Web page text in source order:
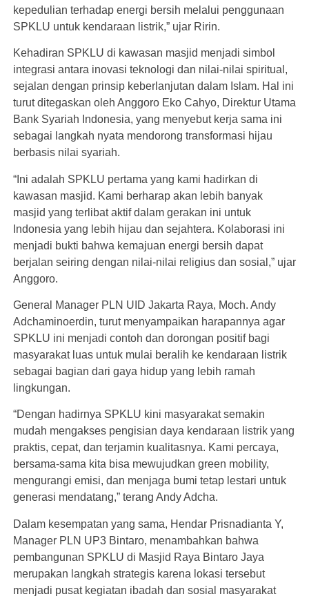
kepedulian terhadap energi bersih melalui penggunaan
SPKLU untuk kendaraan listrik,” ujar Ririn.
Kehadiran SPKLU di kawasan masjid menjadi simbol
integrasi antara inovasi teknologi dan nilai-nilai spiritual,
sejalan dengan prinsip keberlanjutan dalam Islam. Hal ini
turut ditegaskan oleh Anggoro Eko Cahyo, Direktur Utama
Bank Syariah Indonesia, yang menyebut kerja sama ini
sebagai langkah nyata mendorong transformasi hijau
berbasis nilai syariah.
“Ini adalah SPKLU pertama yang kami hadirkan di
kawasan masjid. Kami berharap akan lebih banyak
masjid yang terlibat aktif dalam gerakan ini untuk
Indonesia yang lebih hijau dan sejahtera. Kolaborasi ini
menjadi bukti bahwa kemajuan energi bersih dapat
berjalan seiring dengan nilai-nilai religius dan sosial,” ujar
Anggoro.
General Manager PLN UID Jakarta Raya, Moch. Andy
Adchaminoerdin, turut menyampaikan harapannya agar
SPKLU ini menjadi contoh dan dorongan positif bagi
masyarakat luas untuk mulai beralih ke kendaraan listrik
sebagai bagian dari gaya hidup yang lebih ramah
lingkungan.
“Dengan hadirnya SPKLU kini masyarakat semakin
mudah mengakses pengisian daya kendaraan listrik yang
praktis, cepat, dan terjamin kualitasnya. Kami percaya,
bersama-sama kita bisa mewujudkan green mobility,
mengurangi emisi, dan menjaga bumi tetap lestari untuk
generasi mendatang,” terang Andy Adcha.
Dalam kesempatan yang sama, Hendar Prisnadianta Y,
Manager PLN UP3 Bintaro, menambahkan bahwa
pembangunan SPKLU di Masjid Raya Bintaro Jaya
merupakan langkah strategis karena lokasi tersebut
menjadi pusat kegiatan ibadah dan sosial masyarakat